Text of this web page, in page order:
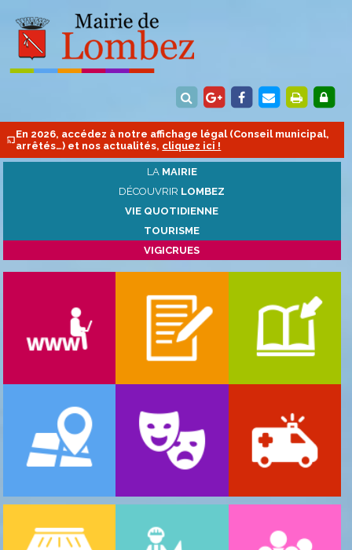
En 2026, accédez à notre affichage légal (Conseil municipal,
arrêtés…) et nos actualités, cliquez ici !
LA MAIRIE
DÉCOUVRIR LOMBEZ
VIE QUOTIDIENNE
TOURISME
VIGICRUES